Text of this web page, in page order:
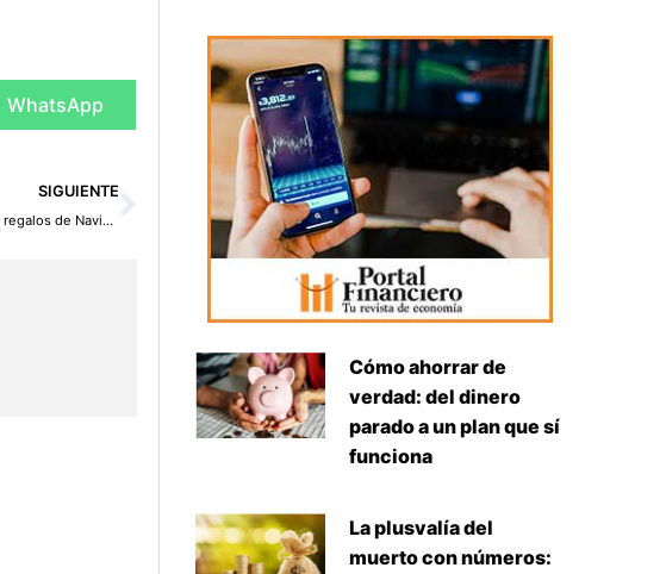
WhatsApp
SIGUIENTE
Percentil: vender ropa de niños y ganar dinero para los regalos de Navidad
Siguiente
Cómo ahorrar de
verdad: del dinero
parado a un plan que sí
funciona
La plusvalía del
muerto con números: